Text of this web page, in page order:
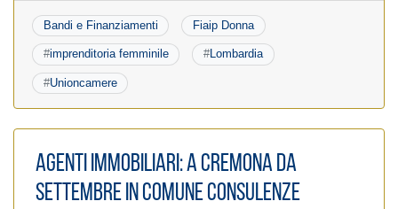
Bandi e Finanziamenti Fiaip Donna
#imprenditoria femminile #Lombardia
#Unioncamere
Agenti Immobiliari: A Cremona da
settembre in Comune consulenze